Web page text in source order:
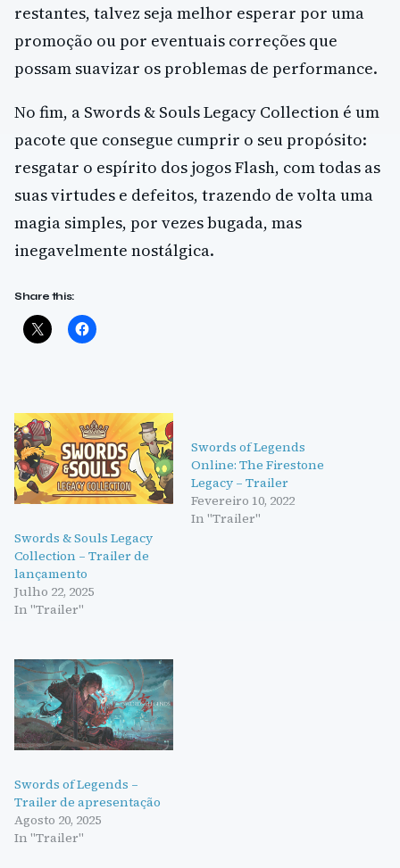
restantes, talvez seja melhor esperar por uma
promoção ou por eventuais correções que
possam suavizar os problemas de performance.
No fim, a Swords & Souls Legacy Collection é um
pacote que consegue cumprir o seu propósito:
resgatar o espírito dos jogos Flash, com todas as
suas virtudes e defeitos, trazendo de volta uma
magia simples, por vezes bugada, mas
inegavelmente nostálgica.
Share this:
Swords & Souls Legacy
Collection – Trailer de
lançamento
Julho 22, 2025
In "Trailer"
Swords of Legends
Online: The Firestone
Legacy – Trailer
Fevereiro 10, 2022
In "Trailer"
Swords of Legends –
Trailer de apresentação
Agosto 20, 2025
In "Trailer"